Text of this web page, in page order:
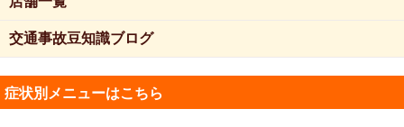
交通事故豆知識ブログ
症状別メニューはこちら